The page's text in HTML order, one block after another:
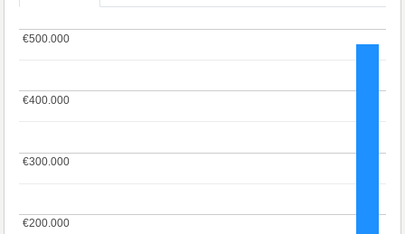
€200.000
€200.000
€300.000
€300.000
€400.000
€400.000
€500.000
€500.000